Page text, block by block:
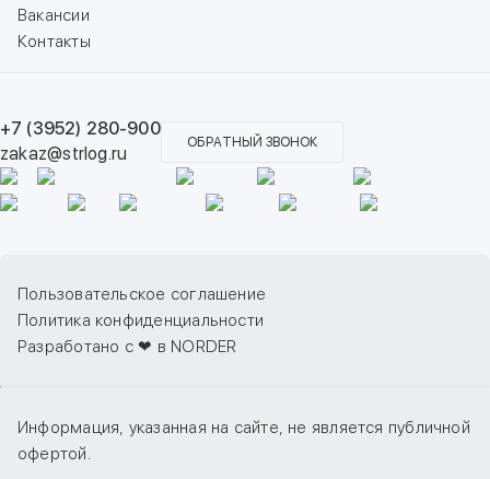
Вакансии
Контакты
+7 (3952) 280-900
zakaz@strlog.ru
ОБРАТНЫЙ ЗВОНОК
Пользовательское соглашение
Политика конфиденциальности
Разработано с ❤ в NORDER
Информация, указанная на сайте, не является публичной
офертой.